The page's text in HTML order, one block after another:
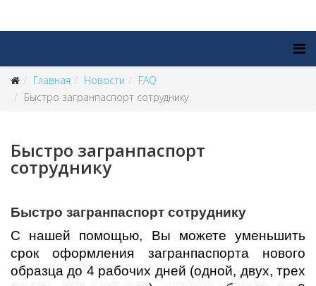
Главная Новости
FAQ
Быстро загранпаспорт сотруднику
Быстро загранпаспорт
сотруднику
Быстро загранпаспорт сотруднику
С нашей помощью, Вы можете уменьшить
срок оформления загранпаспорта нового
образца до 4 рабочих дней (одной, двух, трех